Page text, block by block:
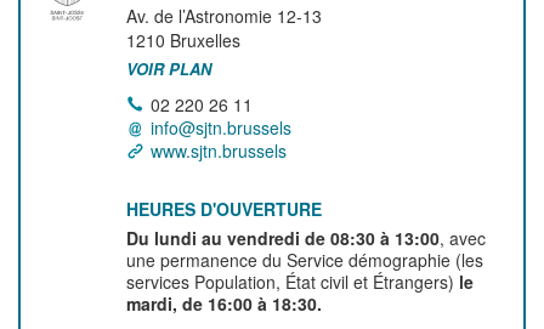
Av. de l’Astronomie 12-13
1210 Bruxelles
VOIR PLAN
02 220 26 11
info@sjtn.brussels
www.sjtn.brussels
HEURES D'OUVERTURE
Du lundi au vendredi de 08:30 à 13:00, avec
une permanence du Service démographie (les
services Population, État civil et Étrangers) le
mardi, de 16:00 à 18:30.